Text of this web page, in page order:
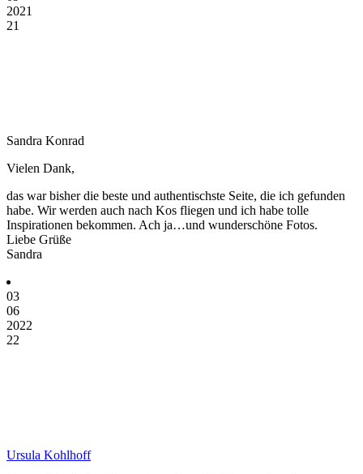
2021
21
Sandra Konrad
Vielen Dank,
das war bisher die beste und authentischste Seite, die ich gefunden
habe. Wir werden auch nach Kos fliegen und ich habe tolle
Inspirationen bekommen. Ach ja…und wunderschöne Fotos.
Liebe Grüße
Sandra
03
06
2022
22
Ursula Kohlhoff